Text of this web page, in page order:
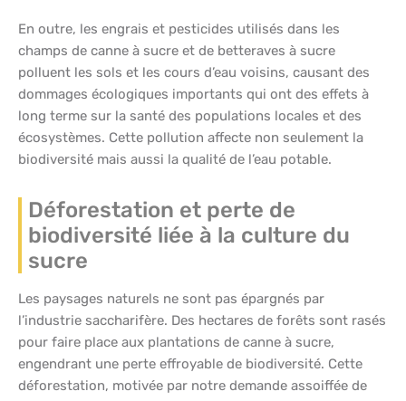
En outre, les engrais et pesticides utilisés dans les
champs de canne à sucre et de betteraves à sucre
polluent les sols et les cours d’eau voisins, causant des
dommages écologiques importants qui ont des effets à
long terme sur la santé des populations locales et des
écosystèmes. Cette pollution affecte non seulement la
biodiversité mais aussi la qualité de l’eau potable.
Déforestation et perte de
biodiversité liée à la culture du
sucre
Les paysages naturels ne sont pas épargnés par
l’industrie saccharifère. Des hectares de forêts sont rasés
pour faire place aux plantations de canne à sucre,
engendrant une perte effroyable de biodiversité. Cette
déforestation, motivée par notre demande assoiffée de